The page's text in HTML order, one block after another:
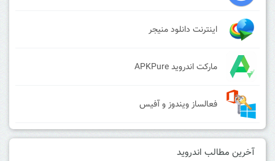
اینترنت دانلود منیجر
مارکت اندروید APKPure
فعالساز ویندوز و آفیس
آخرین مطالب اندروید